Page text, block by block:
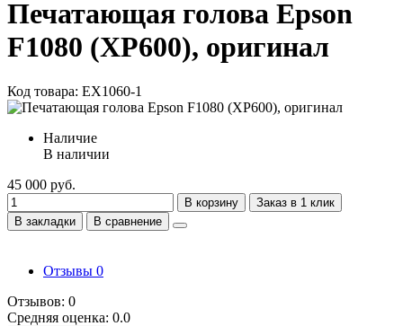
Печатающая голова Epson
F1080 (XP600), оригинал
Код товара: EX1060-1
Наличие
В наличии
45 000 руб.
В корзину
Заказ в 1 клик
В закладки
В сравнение
Отзывы 0
Отзывов: 0
Средняя оценка: 0.0